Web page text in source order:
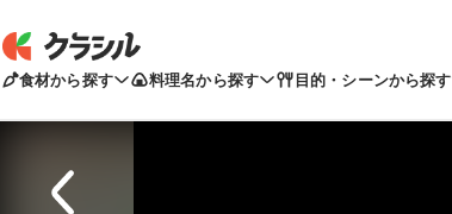
食材から探す 料理名から探す 目的・シーンから探す